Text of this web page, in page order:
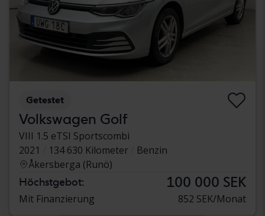
Getestet
Volkswagen Golf
VIII 1.5 eTSI Sportscombi
2021
134 630 Kilometer
Benzin
Åkersberga (Runö)
Höchstgebot: 100 000 SEK
Mit Finanzierung 852 SEK/Monat